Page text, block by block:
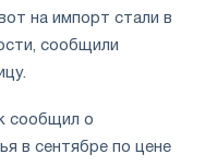
на импорт стали в
сообщили
сообщил о
в сентябре по цене